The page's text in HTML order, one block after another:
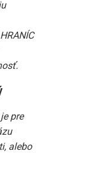
pre
alebo